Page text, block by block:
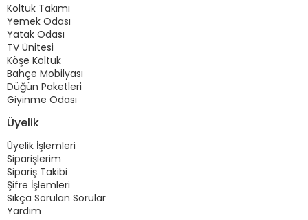
Koltuk Takımı
Yemek Odası
Yatak Odası
TV Ünitesi
Köşe Koltuk
Bahçe Mobilyası
Düğün Paketleri
Giyinme Odası
Üyelik
Üyelik İşlemleri
Siparişlerim
Sipariş Takibi
Şifre İşlemleri
Sıkça Sorulan Sorular
Yardım